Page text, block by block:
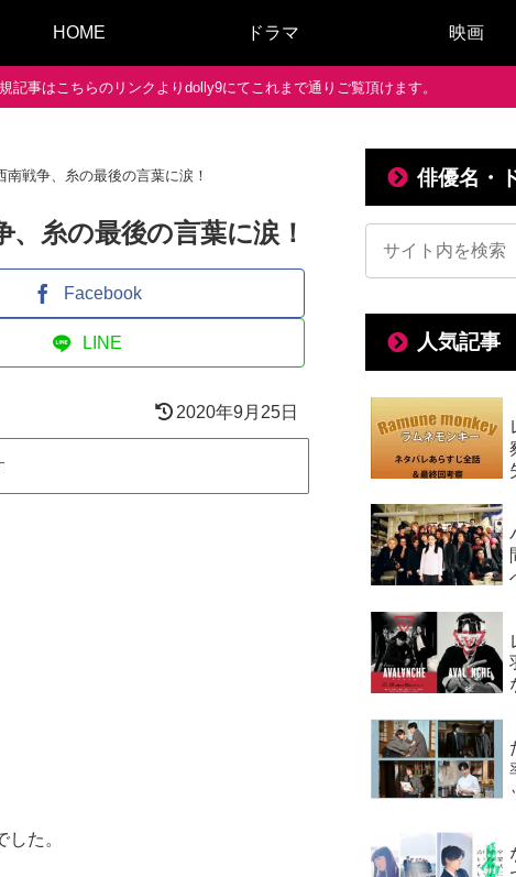
HOME ドラマ 映画
記事はこちらのリンクよりdolly9にてこれまで通りご覧頂けます。
南戦争、糸の最後の言葉に涙！
、糸の最後の言葉に涙！
Facebook
LINE
2020年9月25日
た。
俳優名・
人気記事